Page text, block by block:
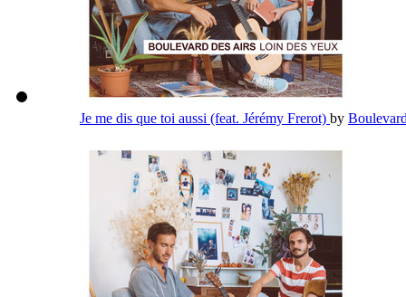
Je me dis que toi aussi (feat. Jérémy Frerot) by